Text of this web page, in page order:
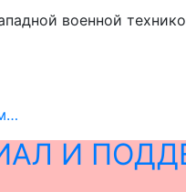
военной
И